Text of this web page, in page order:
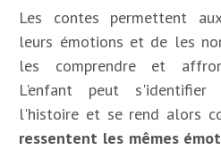
Les contes permettent
leurs émotions et de les
les comprendre et
L'enfant peut s'identifier
l'histoire et se rend alors
ressentent les mêmes